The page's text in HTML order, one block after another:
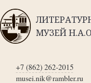
МУЗЕЙ
+7 (862) 262-2015
musei.nik@rambler.ru